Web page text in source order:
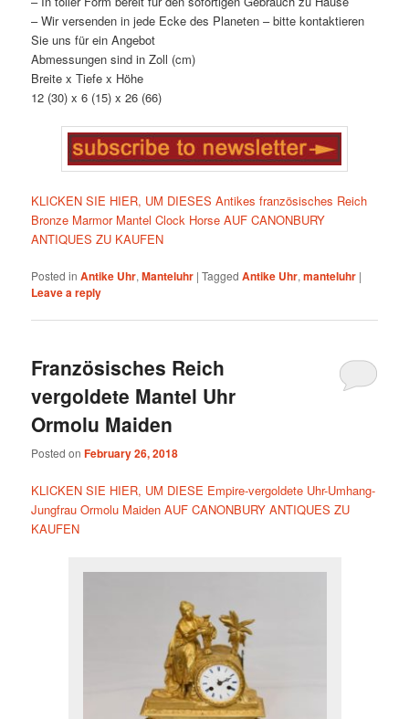
– Wir versenden in jede Ecke des Planeten – bitte kontaktieren
Sie uns für ein Angebot
Abmessungen sind in Zoll (cm)
Breite x Tiefe x Höhe
12 (30) x 6 (15) x 26 (66)
KLICKEN SIE HIER, UM DIESES Antikes französisches Reich
Bronze Marmor Mantel Clock Horse AUF CANONBURY
ANTIQUES ZU KAUFEN
Posted in Antike Uhr,Manteluhr |Tagged Antike Uhr,manteluhr |
Leave a reply
Französisches Reich
vergoldete Mantel Uhr
Ormolu Maiden
Posted onFebruary 26, 2018
KLICKEN SIE HIER, UM DIESE Empire-vergoldete Uhr-Umhang-
Jungfrau Ormolu Maiden AUF CANONBURY ANTIQUES ZU
KAUFEN